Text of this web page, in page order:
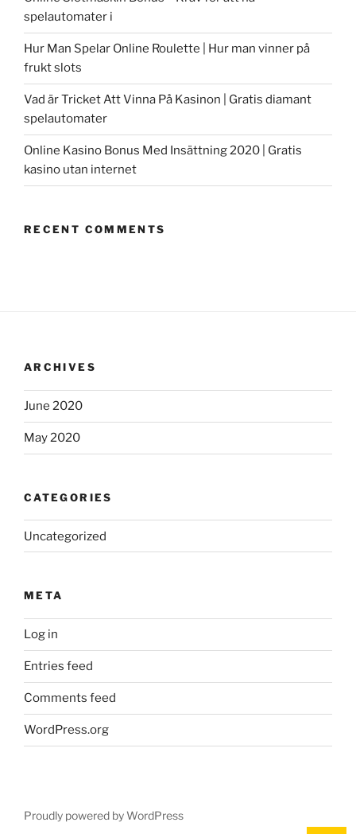
spelautomater i
Hur Man Spelar Online Roulette | Hur man vinner på
frukt slots
Vad är Tricket Att Vinna På Kasinon | Gratis diamant
spelautomater
Online Kasino Bonus Med Insättning 2020 | Gratis
kasino utan internet
RECENT COMMENTS
ARCHIVES
June 2020
May 2020
CATEGORIES
Uncategorized
META
Log in
Entries feed
Comments feed
WordPress.org
Proudly powered by WordPress